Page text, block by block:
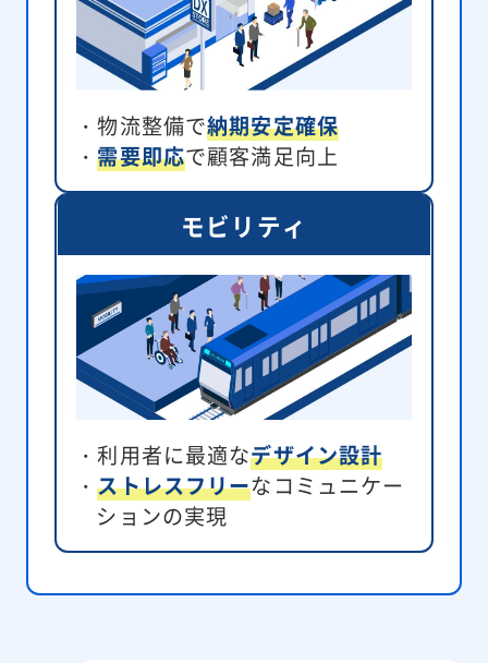
・物流整備で納期安定確保
・需要即応で顧客満足向上
モビリティ
・利用者に最適なデザイン設計
・ストレスフリーなコミュニケー
ションの実現